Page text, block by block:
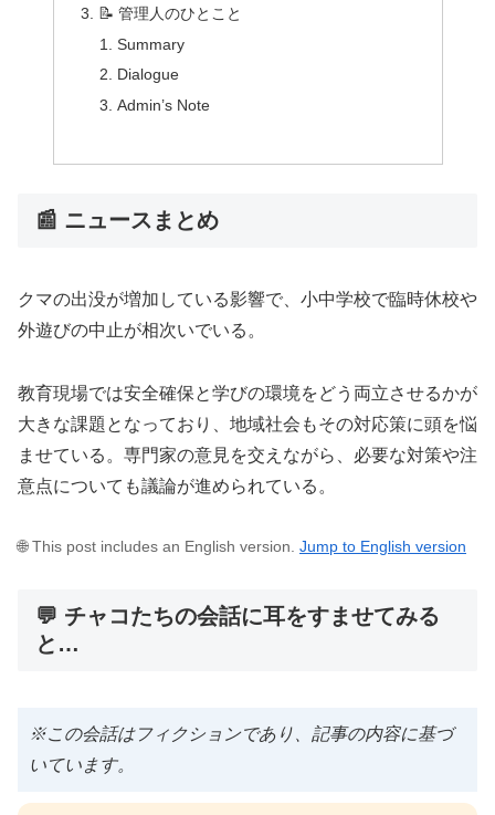
📝 管理人のひとこと
Summary
Dialogue
Admin’s Note
📰 ニュースまとめ
クマの出没が増加している影響で、小中学校で臨時休校や
外遊びの中止が相次いでいる。
教育現場では安全確保と学びの環境をどう両立させるかが
大きな課題となっており、地域社会もその対応策に頭を悩
ませている。専門家の意見を交えながら、必要な対策や注
意点についても議論が進められている。
🌐 This post includes an English version. Jump to English version
💬 チャコたちの会話に耳をすませてみる
と…
※この会話はフィクションであり、記事の内容に基づ
いています。